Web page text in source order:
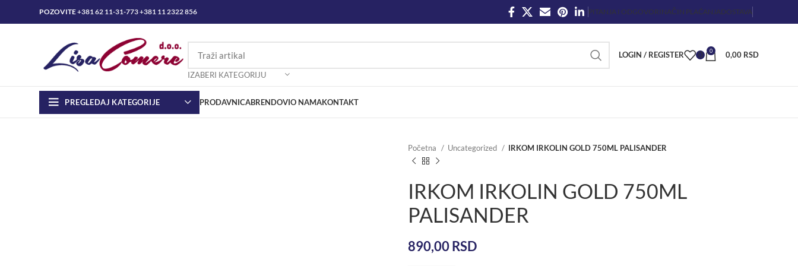
POZOVITE+381 62 11-31-773+381 11 2322 856 PITANJA I ODGOVORI NAČIN PLAĆANJADOSTAVA
IZABERI KATEGORIJU
LOGIN / REGISTER 0 0 0,00 RSD
PREGLEDAJ KATEGORIJE PRODAVNICABRENDOVIO NAMAKONTAKT
Početna Uncategorized IRKOM IRKOLIN GOLD 750ML PALISANDER
IRKOM IRKOLIN GOLD 750ML
PALISANDER
890,00RSD